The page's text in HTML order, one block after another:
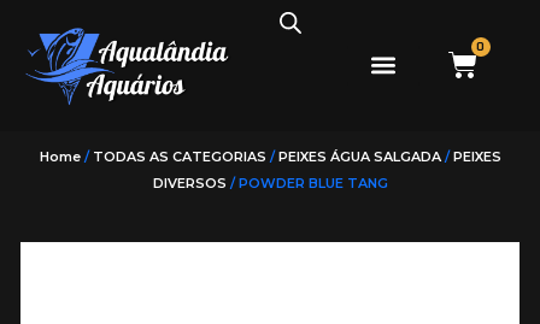
0
Home/ TODAS AS CATEGORIAS /PEIXES ÁGUA SALGADA/PEIXES
DIVERSOS / POWDER BLUE TANG